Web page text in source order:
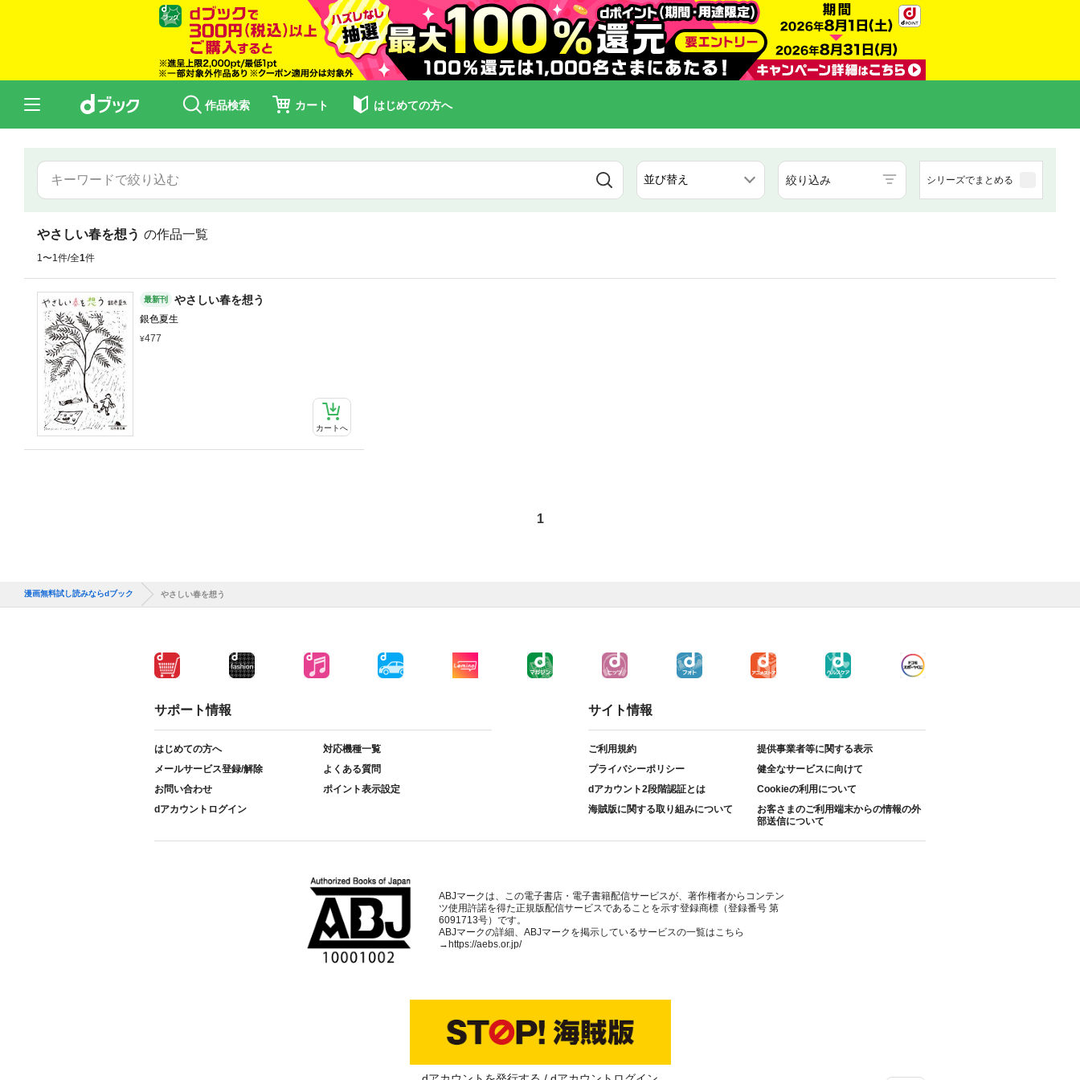
作品検索 カート はじめての方へ
絞り込み シリーズでまとめる
やさしい春を想う の作品一覧
1〜1件/全1件
最新刊 やさしい春を想う
銀色夏生
477
カートへ
1
漫画無料試し読みならdブック やさしい春を想う
サポート情報
はじめての方へ
対応機種一覧
メールサービス登録/解除
よくある質問
お問い合わせ
ポイント表示設定
dアカウントログイン
サイト情報
ご利用規約
提供事業者等に関する表示
プライバシーポリシー
健全なサービスに向けて
dアカウント2段階認証とは
Cookieの利用について
海賊版に関する取り組みについて
お客さまのご利用端末からの情報の外
部送信について
ABJマークは、この電子書店・電子書籍配信サービスが、著作権者からコンテン
ツ使用許諾を得た正規版配信サービスであることを示す登録商標（登録番号 第
6091713号）です。
ABJマークの詳細、ABJマークを掲示しているサービスの一覧はこちら
→https://aebs.or.jp/